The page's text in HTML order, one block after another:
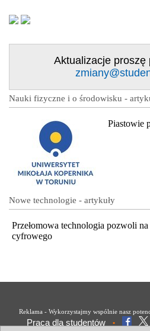
Aktualizacje proszę
Nauki fizyczne i o środowisku -
Piastowie
Nowe technologie - artykuły
Przełomowa technologia pozwoli
cyfrowego
Reklama - Wykorzystajmy wspólnie nasz
Praca dla studentów •